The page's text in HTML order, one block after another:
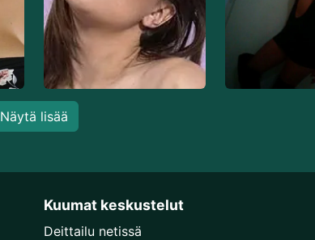
Näytä lisää
Kuumat keskustelut
Deittailu netissä